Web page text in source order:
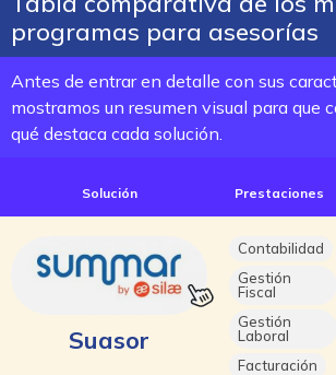
programas para asesorías
Antes de entrar en detalle con sus
mostramos un resumen visual para que
qué destaca cada solución.
Solución Prestaciones
Suasor
Contabilidad
Gestión
Fiscal
Gestión
Laboral
Facturación